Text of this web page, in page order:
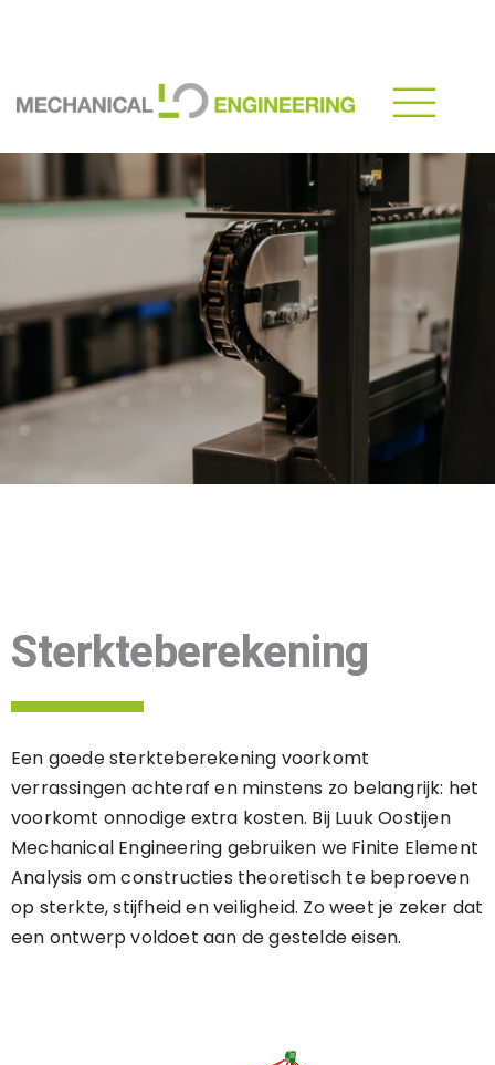
Sterkteberekening
Een goede sterkteberekening voorkomt
verrassingen achteraf en minstens zo belangrijk: het
voorkomt onnodige extra kosten. Bij Luuk Oostijen
Mechanical Engineering gebruiken we Finite Element
Analysis om constructies theoretisch te beproeven
op sterkte, stijfheid en veiligheid. Zo weet je zeker dat
een ontwerp voldoet aan de gestelde eisen.